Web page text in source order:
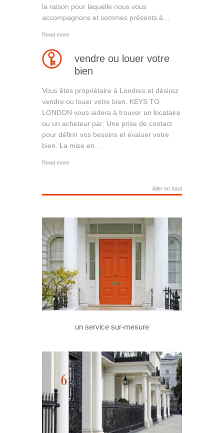
la raison pour laquelle nous vous
accompagnons et sommes présents à…
Read more
vendre ou louer votre
bien
Vous êtes propriétaire à Londres et désirez
vendre ou louer votre bien. KEYS TO
LONDON vous aidera à trouver un locataire
ou un acheteur par: Une prise de contact
pour définir vos besoins et évaluer votre
bien. La mise en…
Read more
Aller en haut
un service sur-mesure